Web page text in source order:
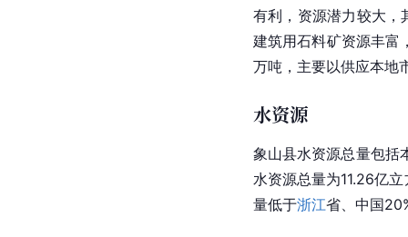
有利，资源潜力较大
建筑用石料矿资源丰
万吨，主要以供应本地
水资源
象山县水资源总量包括
水资源总量为11.26亿
量低于浙江省、中国